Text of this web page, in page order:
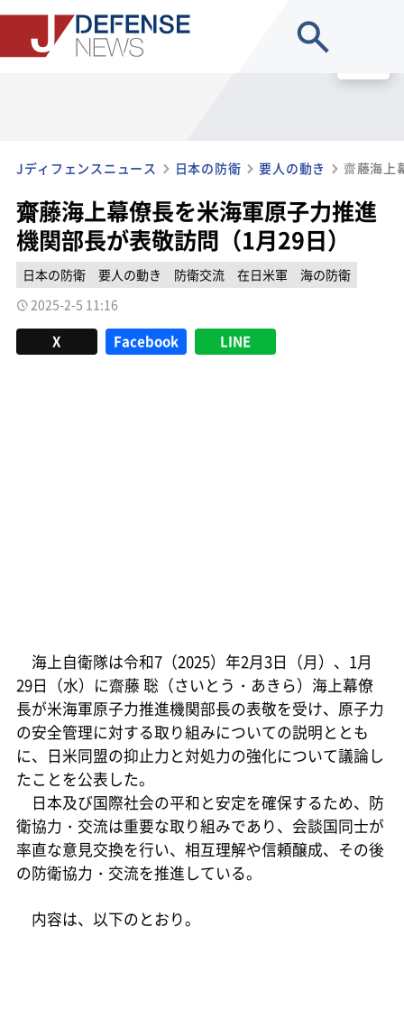
Jディフェンスニュース 日本の防衛 要人の動き
齋藤海上幕僚長を米海軍原子力推進
機関部長が表敬訪問（1月29日）
日本の防衛 要人の動き 防衛交流 在日米軍
海の防衛
2025-2-5 11:16
X Facebook LINE
海上自衛隊は令和7（2025）年2月3日（月）、1月
29日（水）に齋藤 聡（さいとう・あきら）海上幕僚
長が米海軍原子力推進機関部長の表敬を受け、原子力
の安全管理に対する取り組みについての説明ととも
に、日米同盟の抑止力と対処力の強化について議論し
たことを公表した。
日本及び国際社会の平和と安定を確保するため、防
衛協力・交流は重要な取り組みであり、会談国同士が
率直な意見交換を行い、相互理解や信頼醸成、その後
の防衛協力・交流を推進している。
内容は、以下のとおり。